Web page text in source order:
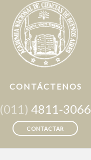
CONTÁCTENOS
(011) 4811-3066
CONTACTAR